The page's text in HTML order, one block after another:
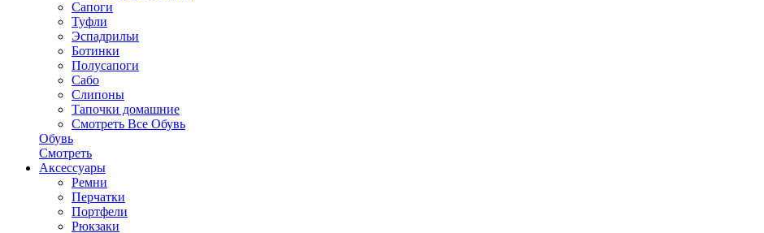
Сапоги
Туфли
Эспадрильи
Ботинки
Полусапоги
Сабо
Слипоны
Тапочки домашние
Смотреть Все Обувь
Обувь
Смотреть
Аксесcуары
Ремни
Перчатки
Портфели
Рюкзаки